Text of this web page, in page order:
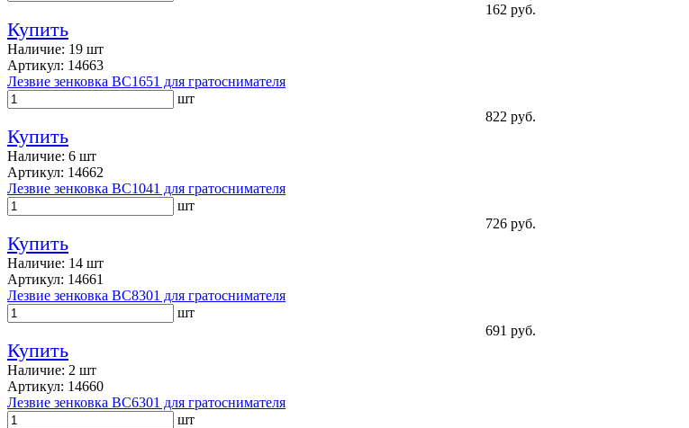
162 руб.
Купить
Наличие: 19 шт
Артикул: 14663
Лезвие зенковка BC1651 для гратоснимателя
шт
822 руб.
Купить
Наличие: 6 шт
Артикул: 14662
Лезвие зенковка BC1041 для гратоснимателя
шт
726 руб.
Купить
Наличие: 14 шт
Артикул: 14661
Лезвие зенковка BC8301 для гратоснимателя
шт
691 руб.
Купить
Наличие: 2 шт
Артикул: 14660
Лезвие зенковка BC6301 для гратоснимателя
шт